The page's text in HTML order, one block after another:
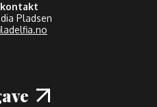
Pladsen